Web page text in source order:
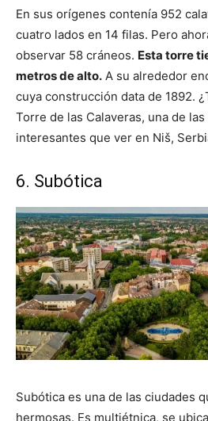
En sus orígenes contenía 952
cuatro lados en 14 filas. Pero
observar 58 cráneos. Esta torre
metros de alto. A su alrededor
cuya construcción data de 1892.
Torre de las Calaveras, una de
interesantes que ver en Niš,
6. Subótica
Subótica es una de las ciudades
hermosas. Es multiétnica, se